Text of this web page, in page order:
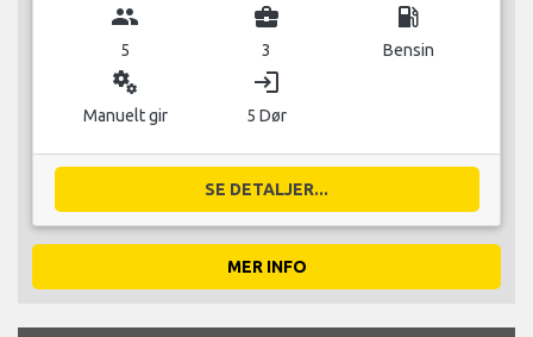
group
5
business_center
3
local_gas_station
Bensin
miscellaneous_services
Manuelt gir
login
5 Dør
SE DETALJER...
MER INFO